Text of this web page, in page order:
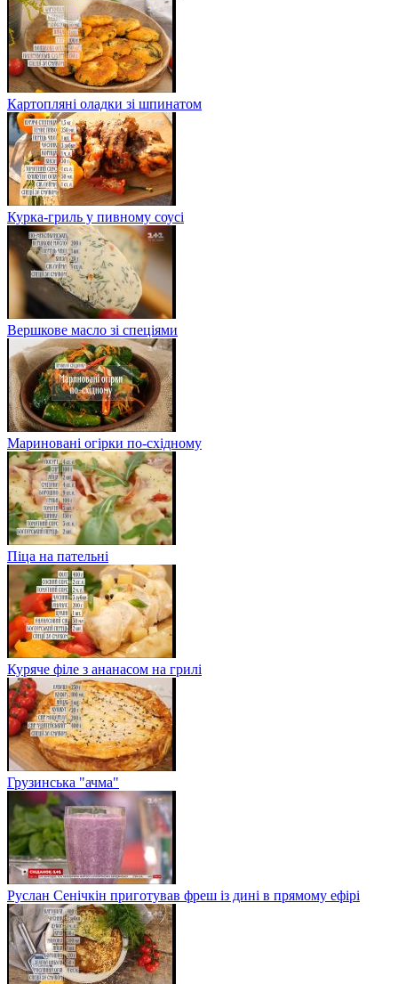
Картопляні оладки зі шпинатом
Курка-гриль у пивному соусі
Вершкове масло зі спеціями
Мариновані огірки по-східному
Піца на пательні
Куряче філе з ананасом на грилі
Грузинська "ачма"
Руслан Сенічкін приготував фреш із дині в прямому ефірі